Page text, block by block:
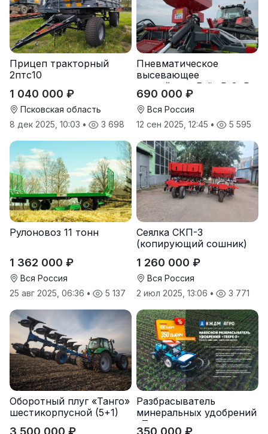
Прицеп тракторный
2птс10
1 040 000 ₽
Псковская область
8 дек 2025, 10:03 • 3 698
Пневматическое
высевающее
устройство Folio R-8, R-
12
690 000 ₽
Вся Россия
12 сен 2025, 12:45 • 5 595
Рулоновоз 11 тонн
1 362 000 ₽
Вся Россия
25 авг 2025, 06:36 • 5 137
Сеялка СКП-3
(копирующий сошник)
1 260 000 ₽
Вся Россия
2 июл 2025, 13:06 • 3 771
Оборотный плуг «Танго»
шестикорпусной (5+1)
3 500 000 ₽
Разбрасыватель
минеральных удобрений
«Тверк»
350 000 ₽